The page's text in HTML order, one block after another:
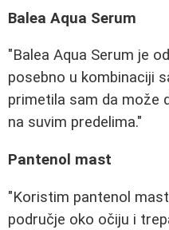
Balea Aqua Serum
"Balea Aqua Serum je
posebno u kombinaciji
primetila sam da može
na suvim predelima."
Pantenol mast
"Koristim pantenol
područje oko očiju i